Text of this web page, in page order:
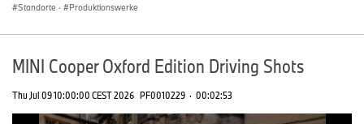
Standorte · Produktionswerke
MINI Cooper Oxford Edition Driving Shots
Thu Jul 09 10:00:00 CEST 2026 PF0010229 · 00:02:53